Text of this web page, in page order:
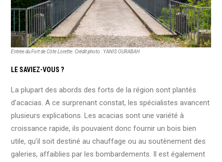
Entrée du Fort de Côte Lorette. Crédit photo : YANIS OURABAH
LE SAVIEZ-VOUS ?
La plupart des abords des forts de la région sont plantés
d’acacias. A ce surprenant constat, les spécialistes avancent
plusieurs explications. Les acacias sont une variété à
croissance rapide, ils pouvaient donc fournir un bois bien
utile, qu’il soit destiné au chauffage ou au soutènement des
galeries, affaiblies par les bombardements. Il est également